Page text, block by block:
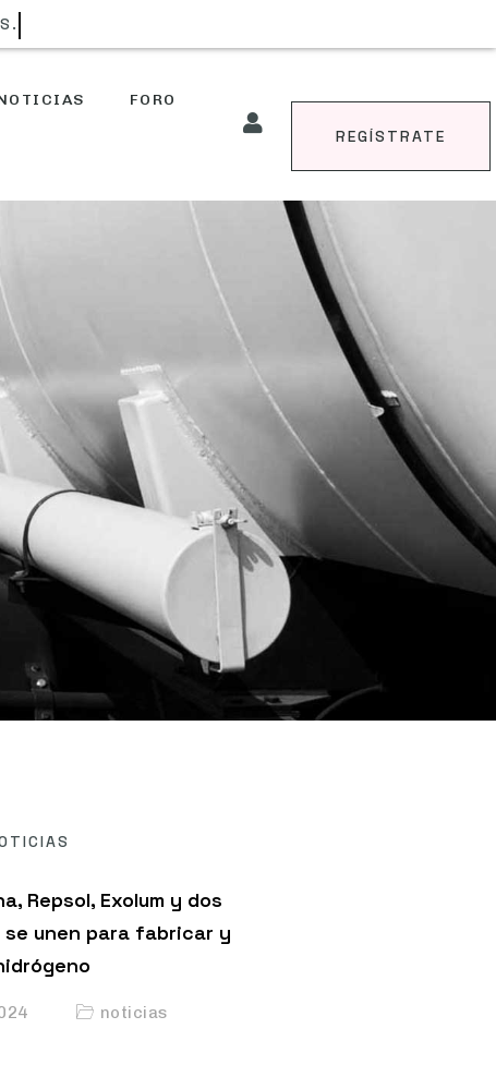
FORO
REGÍSTRATE
Repsol, Exolum y dos
se unen para fabricar y
noticias